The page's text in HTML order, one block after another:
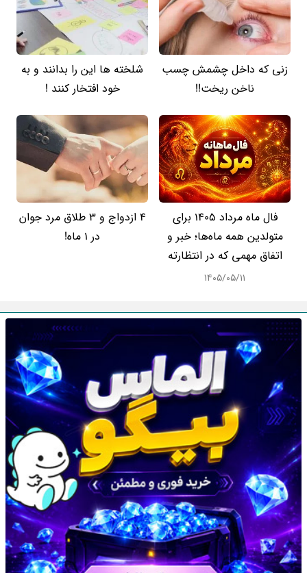
زنی که داخل چشمش چسب
ناخن ریخت!!
شلخته ها این را بدانند و به
خود افتخار کنند !
فال ماه مرداد 1405 برای
متولدین همه ماه‌ها؛ خبر و
اتفاق مهمی که در انتظارته
۱۴۰۵/۰۵/۱۱
4 ازدواج و 3 طلاق مرد جوان
در 1 ماه!